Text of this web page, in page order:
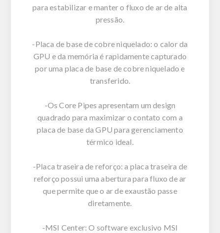
para estabilizar e manter o fluxo de ar de alta
pressão.
-Placa de base de cobre niquelado: o calor da
GPU e da memória é rapidamente capturado
por uma placa de base de cobre niquelado e
transferido.
-Os Core Pipes apresentam um design
quadrado para maximizar o contato com a
placa de base da GPU para gerenciamento
térmico ideal.
-Placa traseira de reforço: a placa traseira de
reforço possui uma abertura para fluxo de ar
que permite que o ar de exaustão passe
diretamente.
-MSI Center: O software exclusivo MSI